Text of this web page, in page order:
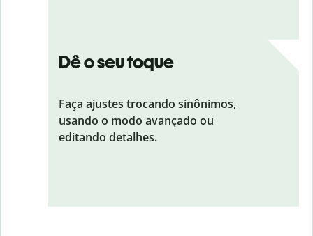
Dê o seu toque
Faça ajustes trocando sinônimos,
usando o modo avançado ou
editando detalhes.